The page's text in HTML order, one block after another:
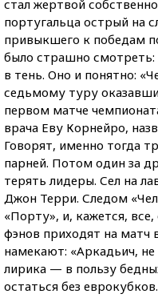
стал жертвой
португальца острый на
привыкшего к победам
было страшно смотреть:
в тень. Оно и понятно:
седьмому туру
первом матче
врача Еву Корнейро,
Говорят, именно тогда
парней. Потом один за
терять лидеры. Сел на
Джон Терри. Следом
«Порту», и, кажется,
фэнов приходят на матч
намекают: «Аркадьич,
лирика — в пользу
остаться без еврокубков.